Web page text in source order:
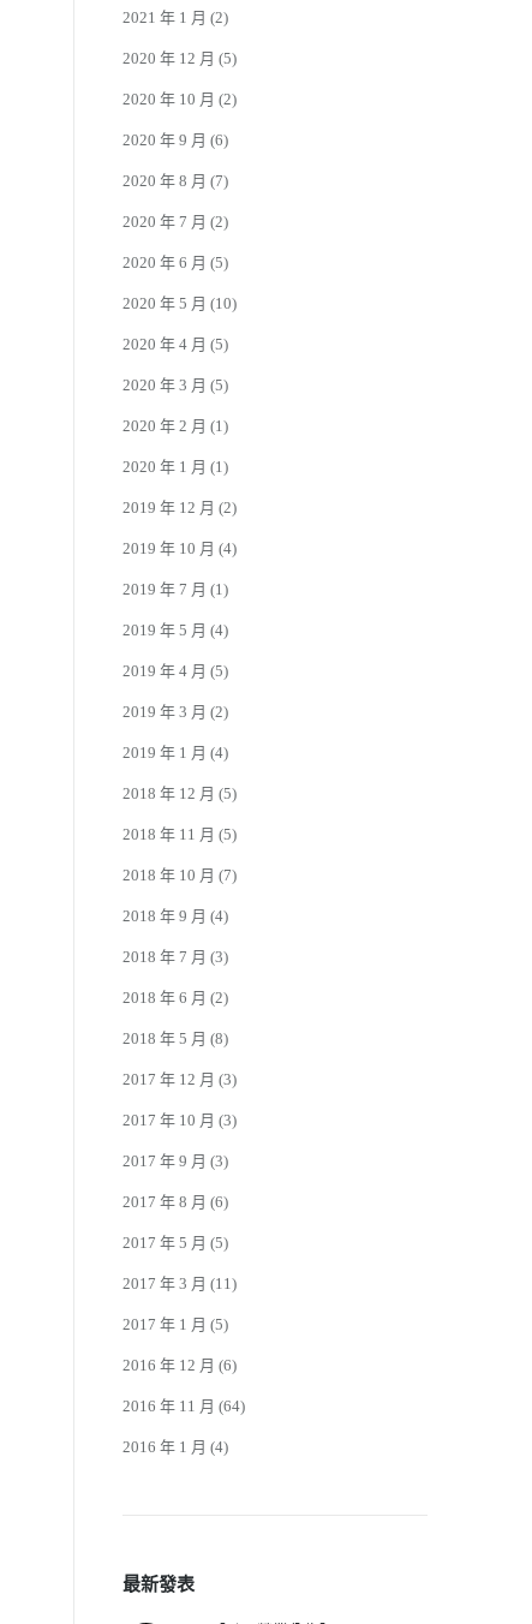
2021 年 1 月 (2)
2020 年 12 月 (5)
2020 年 10 月 (2)
2020 年 9 月 (6)
2020 年 8 月 (7)
2020 年 7 月 (2)
2020 年 6 月 (5)
2020 年 5 月 (10)
2020 年 4 月 (5)
2020 年 3 月 (5)
2020 年 2 月 (1)
2020 年 1 月 (1)
2019 年 12 月 (2)
2019 年 10 月 (4)
2019 年 7 月 (1)
2019 年 5 月 (4)
2019 年 4 月 (5)
2019 年 3 月 (2)
2019 年 1 月 (4)
2018 年 12 月 (5)
2018 年 11 月 (5)
2018 年 10 月 (7)
2018 年 9 月 (4)
2018 年 7 月 (3)
2018 年 6 月 (2)
2018 年 5 月 (8)
2017 年 12 月 (3)
2017 年 10 月 (3)
2017 年 9 月 (3)
2017 年 8 月 (6)
2017 年 5 月 (5)
2017 年 3 月 (11)
2017 年 1 月 (5)
2016 年 12 月 (6)
2016 年 11 月 (64)
2016 年 1 月 (4)
最新發表